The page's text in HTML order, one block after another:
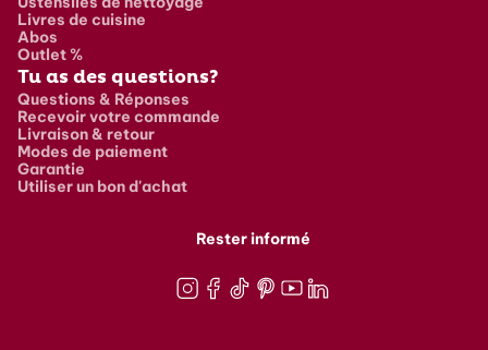
Livres de cuisine
Abos
Outlet %
Tu as des questions?
Questions & Réponses
Recevoir votre commande
Livraison & retour
Modes de paiement
Garantie
Utiliser un bon d'achat
Rester informé